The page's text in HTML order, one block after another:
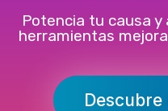
Potencia tu causa
herramientas
Descubre